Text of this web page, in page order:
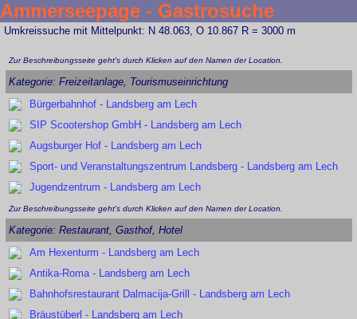
Ammerseepage - Gastrosuche
Umkreissuche mit Mittelpunkt: N 48.063, O 10.867 R = 3000 m
Zur Beschreibungsseite geht's durch Klicken auf den Namen der Location.
Kategorie: Freizeitanlage, Tourismuseinrichtung
Bürgerbahnhof - Landsberg am Lech
SIP Scootershop GmbH - Landsberg am Lech
Augsburger Hof - Landsberg am Lech
Sport- und Veranstaltungszentrum Landsberg - Landsberg am Lech
Jugendzentrum - Landsberg am Lech
Zur Beschreibungsseite geht's durch Klicken auf den Namen der Location.
Kategorie: Restaurant, Gasthof, Hotel
Am Hexenturm - Landsberg am Lech
Antika-Roma - Landsberg am Lech
Bahnhofsrestaurant Dalmacija-Grill - Landsberg am Lech
Bräustüberl - Landsberg am Lech